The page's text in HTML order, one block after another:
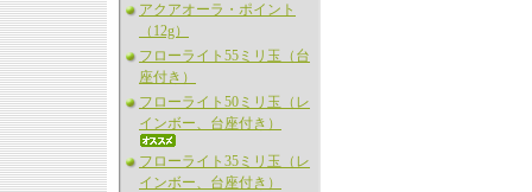
アクアオーラ・ポイント
（12g）
フローライト55ミリ玉（台
座付き）
フローライト50ミリ玉（レ
インボー、台座付き）
フローライト35ミリ玉（レ
インボー、台座付き）